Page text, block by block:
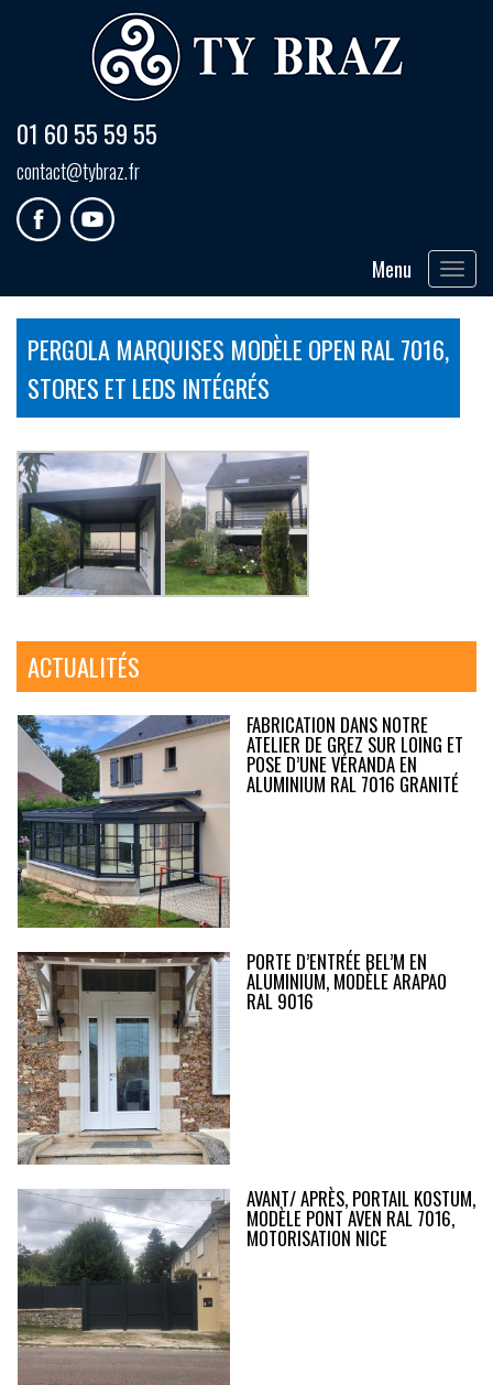
01 60 55 59 55
contact@tybraz.fr
Toggle
Menu
PERGOLA MARQUISES MODÈLE OPEN RAL 7016,
STORES ET LEDS INTÉGRÉS
ACTUALITÉS
FABRICATION DANS NOTRE
ATELIER DE GREZ SUR LOING ET
POSE D’UNE VÉRANDA EN
ALUMINIUM RAL 7016 GRANITÉ
PORTE D’ENTRÉE BEL’M EN
ALUMINIUM, MODÈLE ARAPAO
RAL 9016
AVANT/ APRÈS, PORTAIL KOSTUM,
MODÈLE PONT AVEN RAL 7016,
MOTORISATION NICE